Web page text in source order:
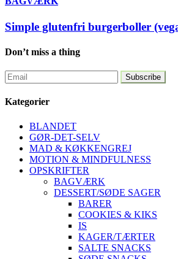
Simple glutenfri burgerboller
Don’t miss a thing
Kategorier
BLANDET
GØR-DET-SELV
MAD & KØKKENGREJ
MOTION & MINDFULNESS
OPSKRIFTER
BAGVÆRK
DESSERT/SØDE SAGER
BARER
COOKIES & KIKS
IS
KAGER/TÆRTER
SALTE SNACKS